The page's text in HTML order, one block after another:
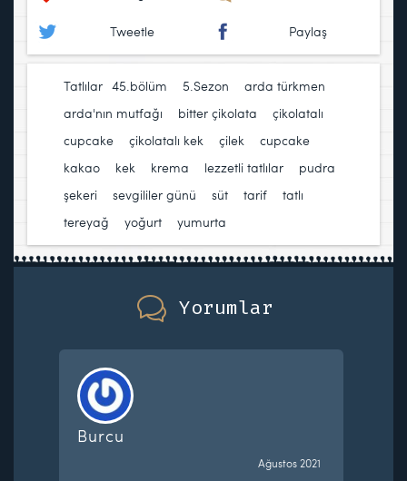
Tweetle Paylaş
Tatlılar 45.bölüm 5.Sezon arda türkmen
arda'nın mutfağı
bitter çikolata
çikolatalı
cupcake
çikolatalı kek çilek cupcake
kakao
kek krema lezzetli tatlılar
pudra
şekeri
sevgililer günü süt tarif tatlı
tereyağ
yoğurt yumurta
Yorumlar
Burcu
Ağustos 2021